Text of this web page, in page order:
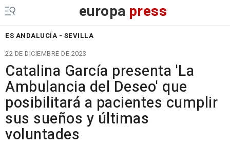
europa press
ES ANDALUCÍA - SEVILLA
22 DE DICIEMBRE DE 2023
Catalina García presenta 'La
Ambulancia del Deseo' que
posibilitará a pacientes cumplir
sus sueños y últimas
voluntades